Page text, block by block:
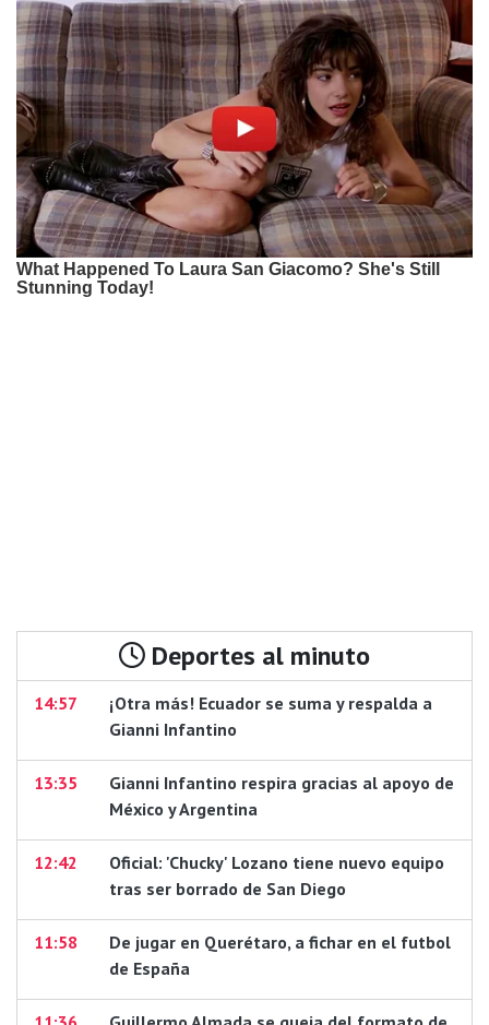
Deportes al minuto
14:57
¡Otra más! Ecuador se suma y respalda a
Gianni Infantino
13:35
Gianni Infantino respira gracias al apoyo de
México y Argentina
12:42
Oficial: 'Chucky' Lozano tiene nuevo equipo
tras ser borrado de San Diego
11:58
De jugar en Querétaro, a fichar en el futbol
de España